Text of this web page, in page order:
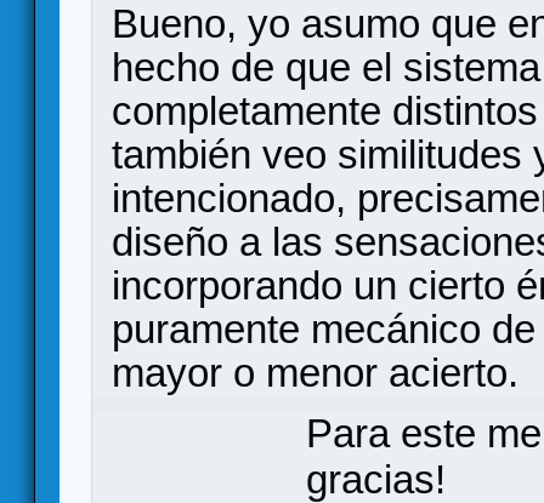
Bueno, yo asumo que
hecho de que el
completamente
también veo similitudes
intencionado,
diseño a las
incorporando un cierto
puramente mecánico
mayor o menor acierto.
Para este
gracias!